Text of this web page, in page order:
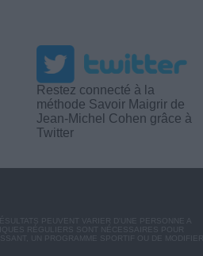
Restez connecté à la
méthode Savoir Maigrir de
Jean-Michel Cohen grâce à
Twitter
PEUVENT VARIER D'UNE PERSONNE A
RÉGULIERS SONT NÉCESSAIRES POUR
UN PROGRAMME SPORTIF OU DE MODIFIER